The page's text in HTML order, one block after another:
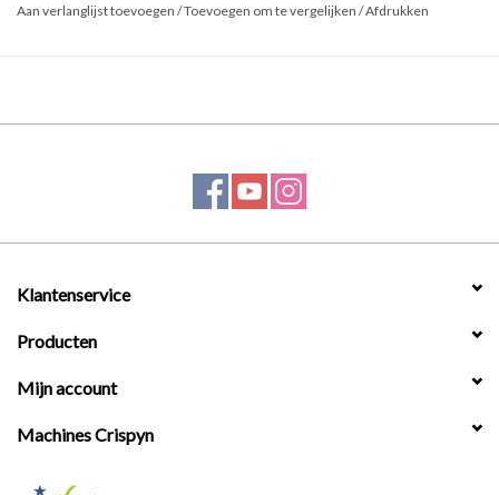
Aan verlanglijst toevoegen /Toevoegen om te vergelijken /Afdrukken
Klantenservice
Producten
Mijn account
Machines Crispyn